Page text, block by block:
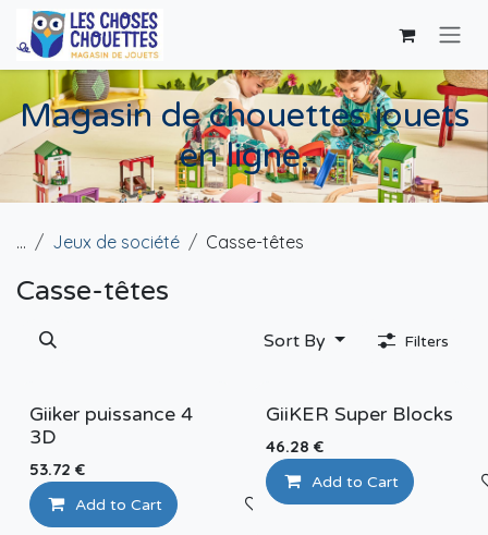
Skip to Content
Magasin de chouettes jouets
en ligne.
... Jeux de société Casse-têtes
Casse-têtes
Sort By Filters
Giiker puissance 4
3D
53.72 €
Add to Cart Add to wishlist
GiiKER Super Blocks
46.28 €
Add to Cart